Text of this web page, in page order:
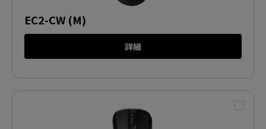
EC2-CW (M)
詳細